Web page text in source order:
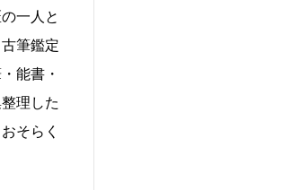
一人と
筆鑑定
能書・
理した
そらく